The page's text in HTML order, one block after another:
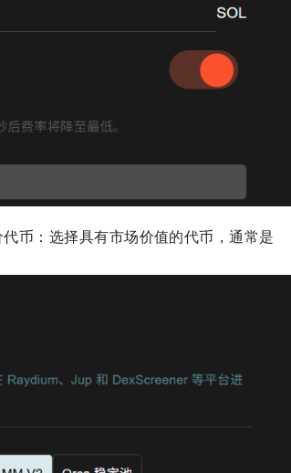
币：选择具有市场价值的代币，通常是